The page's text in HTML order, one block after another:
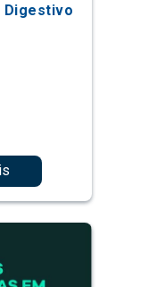
Digestivo